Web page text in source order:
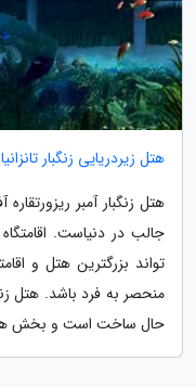
هتل زیردریایی زنگبار تانزانیا که در سال
تواند بزرگترین هتل و
منحصر به فرد باشد. هتل
حال ساخت است و بخش